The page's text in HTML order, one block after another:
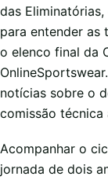
das
para entender as
o elenco final da
notícias sobre o
comissão
Acompanhar o
jornada de dois